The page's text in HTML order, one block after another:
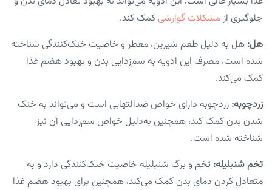
جلوگیری از مشکلات گوارشی کمک کند.
هل: هل به دلیل طعم شیرین، معطر و خاصیت خنک‌کنندگی شناخته
شده است، مصرف این ادویه به سم‌زدایی بدن و بهبود هضم غذا
کمک می‌کند.
زردچوبه: زردچوبه دارای خواص ضدالتهابی است و می‌تواند به خنک
شدن بدن کمک کند، همچنین به‌دلیل خواص سم‌زدایی آن نیز
شناخته شده است.
تخم شنبلیله: تخم و برگ شنبلیله خاصیت خنک‌کنندگی دارد و به
متعادل کردن دمای بدن کمک می‌کند، همچنین برای بهبود هضم غذا